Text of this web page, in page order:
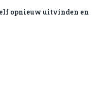
opnieuw uitvinden en